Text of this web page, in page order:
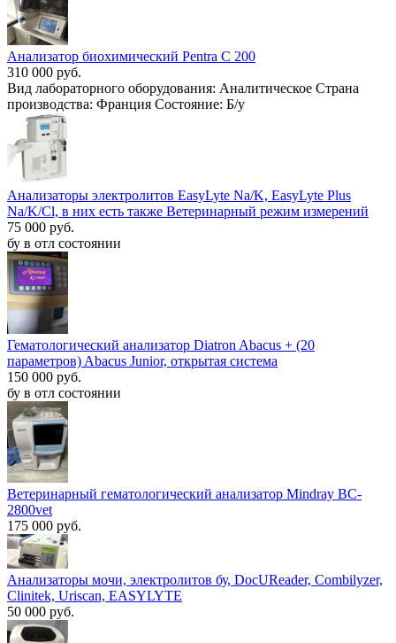
Анализатор биохимический Pentra С 200
310 000 руб.
Вид лабораторного оборудования: Аналитическое Страна
производства: Франция Состояние: Б/у
Анализаторы электролитов EasyLyte Na/K, EasyLyte Plus
Na/K/Cl, в них есть также Ветеринарный режим измерений
75 000 руб.
бу в отл состоянии
Гематологический анализатор Diatron Abacus + (20
параметров) Abacus Junior, открытая система
150 000 руб.
бу в отл состоянии
Ветеринарный гематологический анализатор Mindray BC-
2800vet
175 000 руб.
Анализаторы мочи, электролитов бу, DocUReader, Combilyzer,
Clinitek, Uriscan, EASYLYTE
50 000 руб.